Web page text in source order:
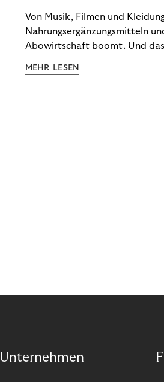
Von Musik, Filmen und
Nahrungsergänzungsmitteln
Abowirtschaft boomt. Und
wünschen. Sie ermöglichen es
MEHR LESEN
Unternehmen